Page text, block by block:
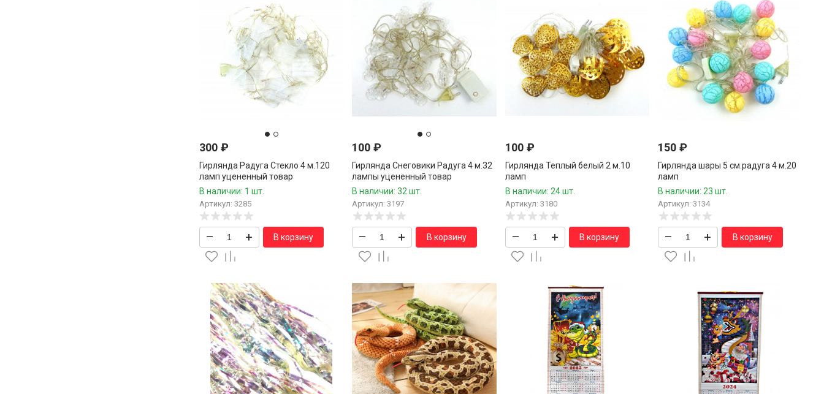
300 ₽
Гирлянда Радуга Стекло 4 м.120
ламп уцененный товар
В наличии: 1 шт.
Артикул: 3285
– + В корзину
100₽
Гирлянда Снеговики Радуга 4 м.32
лампы уцененный товар
В наличии: 32 шт.
Артикул: 3197
– + В корзину
100 ₽
Гирлянда Теплый белый 2 м.10
ламп
В наличии: 24 шт.
Артикул: 3180
– + В корзину
150₽
Гирлянда шары 5 см.радуга 4 м.20
ламп
В наличии: 23 шт.
Артикул: 3134
– + В корзину